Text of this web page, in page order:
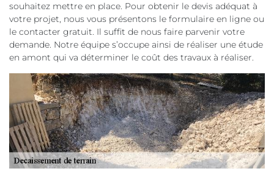
souhaitez mettre en place. Pour obtenir le devis adéquat à
votre projet, nous vous présentons le formulaire en ligne ou
le contacter gratuit. Il suffit de nous faire parvenir votre
demande. Notre équipe s’occupe ainsi de réaliser une étude
en amont qui va déterminer le coût des travaux à réaliser.